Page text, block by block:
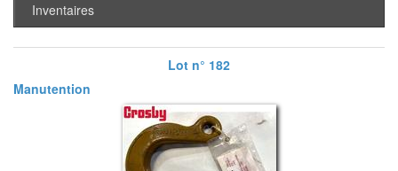
Inventaires
Lot n° 182
Manutention